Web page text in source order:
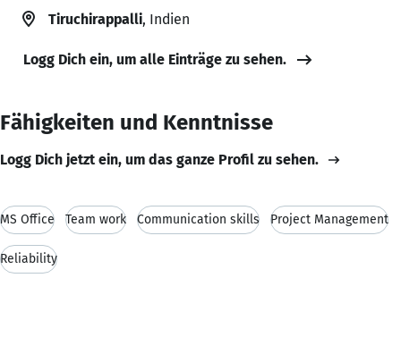
Tiruchirappalli, Indien
Logg Dich ein, um alle Einträge zu sehen.
Fähigkeiten und Kenntnisse
Logg Dich jetzt ein, um das ganze Profil zu sehen.
MS Office Team work Communication skills Project Management
Reliability